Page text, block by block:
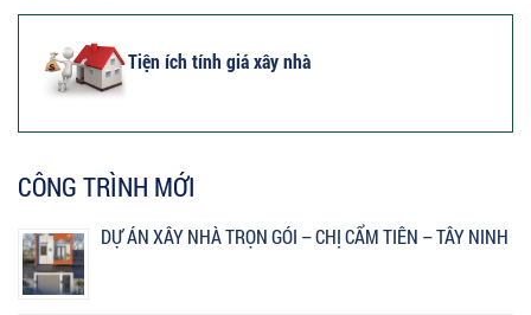
Tiện ích tính giá xây nhà
CÔNG TRÌNH MỚI
DỰ ÁN XÂY NHÀ TRỌN GÓI – CHỊ CẨM TIÊN – TÂY NINH